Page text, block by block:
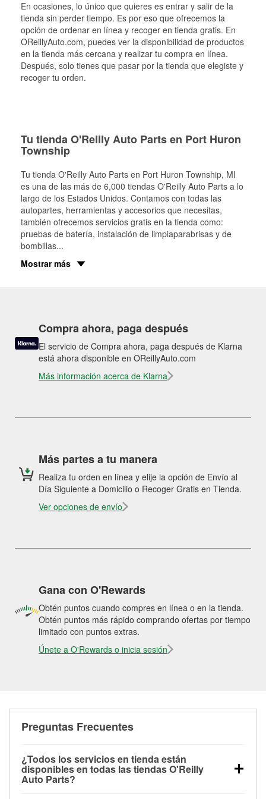
En ocasiones, lo único que quieres es entrar y salir de la
tienda sin perder tiempo. Es por eso que ofrecemos la
opción de ordenar en línea y recoger en tienda gratis. En
OReillyAuto.com, puedes ver la disponibilidad de productos
en la tienda más cercana y realizar tu compra en línea.
Después, solo tienes que pasar por la tienda que elegiste y
recoger tu orden.
Tu tienda O'Reilly Auto Parts en Port Huron
Township
Tu tienda O'Reilly Auto Parts en Port Huron Township, MI
es una de las más de 6,000 tiendas O'Reilly Auto Parts a lo
largo de los Estados Unidos. Contamos con todas las
autopartes, herramientas y accesorios que necesitas,
también ofrecemos servicios gratis en la tienda como:
pruebas de batería, instalación de limpiaparabrisas y de
bombillas...
Mostrar más
Compra ahora, paga después
El servicio de Compra ahora, paga después de Klarna
está ahora disponible en OReillyAuto.com
Más información acerca de Klarna
Más partes a tu manera
Realiza tu orden en línea y elije la opción de Envío al
Día Siguiente a Domicilio o Recoger Gratis en Tienda.
Ver opciones de envío
Gana con O'Rewards
Obtén puntos cuando compres en línea o en la tienda.
Obtén puntos más rápido comprando ofertas por tiempo
limitado con puntos extras.
Únete a O'Rewards o inicia sesión
Preguntas Frecuentes
¿Todos los servicios en tienda están
disponibles en todas las tiendas O'Reilly
Auto Parts?